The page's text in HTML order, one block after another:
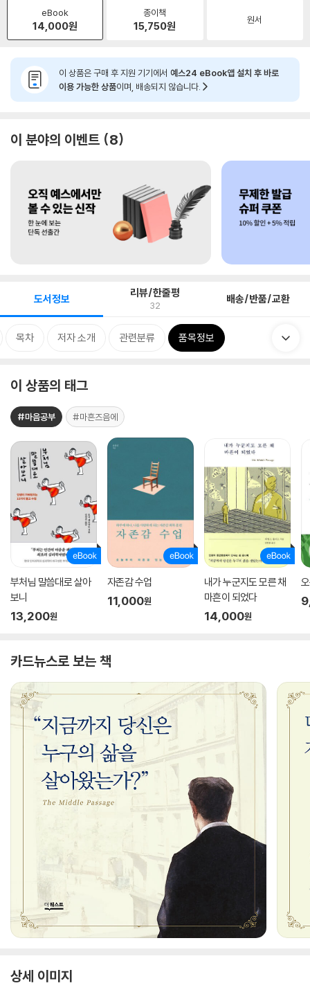
eBook
14,000원
종이책
15,750원 원서
이 상품은 구매 후 지원 기기에서 예스24 eBook앱 설치 후 바로
이용 가능한 상품이며, 배송되지 않습니다.
이 분야의 이벤트 8
도서정보 리뷰/한줄평
32 배송/반품/교환
목차 저자 소개 관련분류 품목정보
이 상품의 태그
#마음공부 #마흔즈음에
부처님 말씀대로 살아
보니
13,200원
자존감 수업
11,000원
내가 누군지도 모른 채
마흔이 되었다
14,000원
카드뉴스로 보는 책
상세 이미지